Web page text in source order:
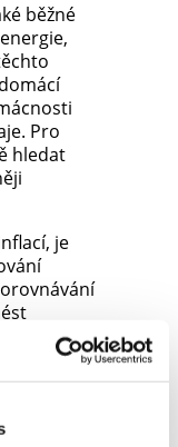
běžné
Pro
hledat
je
ušetřit